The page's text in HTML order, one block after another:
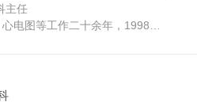
主任
电图等工作二十余年，1998年
超声。2019年在安徽医科大学
产前诊断。在......